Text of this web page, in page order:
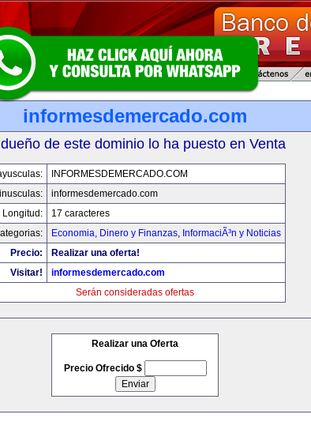
informesdemercado.com
de este dominio lo ha puesto en Venta
INFORMESDEMERCADO.COM
informesdemercado.com
Longitud:
17 caracteres
Economia, Dinero y Finanzas, InformaciÃ³n y Noticias
Precio:
Realizar una oferta!
Visitar!
informesdemercado.com
Serán consideradas ofertas
Realizar una Oferta
Precio Ofrecido $